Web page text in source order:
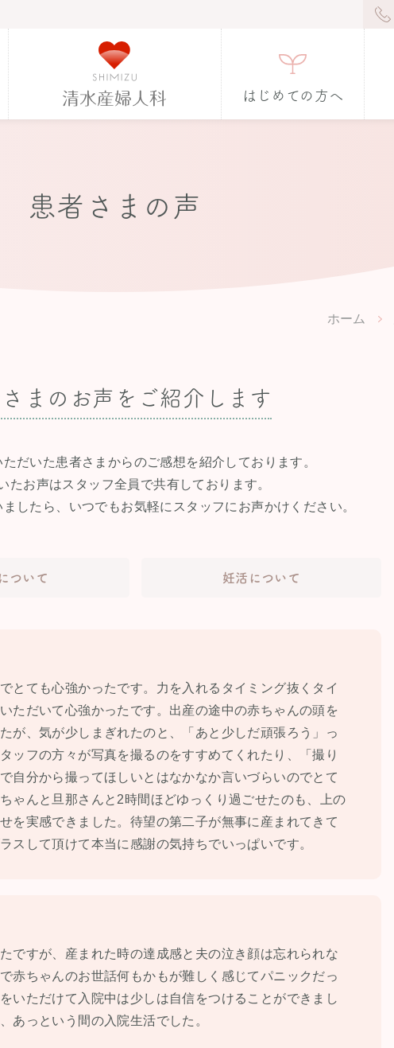
はじめての方へ
患者さまの声
ホーム
まのお声をご紹介します
だいた患者さまからのご感想を紹介しております。
たお声はスタッフ全員で共有しております。
したら、いつでもお気軽にスタッフにお声かけください。
ついて 妊活について
とても心強かったです。力を入れるタイミング抜くタイ
ただいて心強かったです。出産の途中の赤ちゃんの頭を
が、気が少しまぎれたのと、「あと少しだ頑張ろう」っ
ッフの方々が写真を撮るのをすすめてくれたり、「撮り
自分から撮ってほしいとはなかなか言いづらいのでとて
ゃんと旦那さんと2時間ほどゆっくり過ごせたのも、上の
を実感できました。待望の第二子が無事に産まれてきて
スして頂けて本当に感謝の気持ちでいっぱいです。
ですが、産まれた時の達成感と夫の泣き顔は忘れられな
赤ちゃんのお世話何もかもが難しく感じてパニックだっ
いただけて入院中は少しは自信をつけることができまし
あっという間の入院生活でした。